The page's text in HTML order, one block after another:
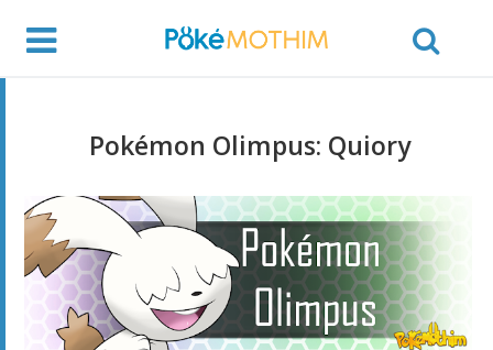
Pokémon Olimpus: Quiory